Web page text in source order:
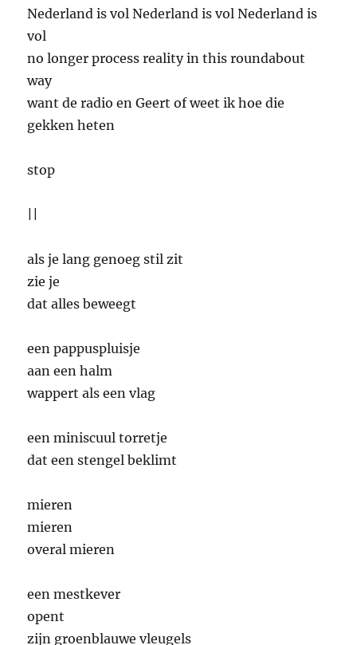
Nederland is vol Nederland is vol Nederland is
vol
no longer process reality in this roundabout
way
want de radio en Geert of weet ik hoe die
gekken heten
stop
als je lang genoeg stil zit
zie je
dat alles beweegt
een pappuspluisje
aan een halm
wappert als een vlag
een miniscuul torretje
dat een stengel beklimt
mieren
mieren
overal mieren
een mestkever
opent
zijn groenblauwe vleugels